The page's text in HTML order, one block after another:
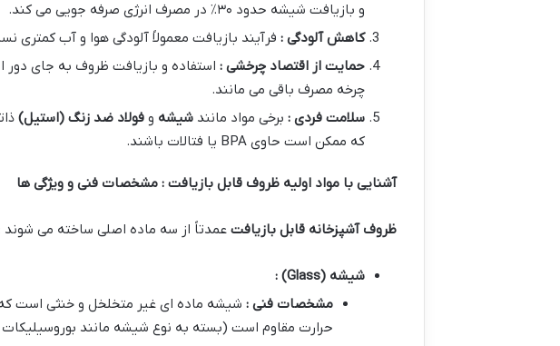
و بازیافت شیشه حدود ۳۰٪ در مصرف انرژی صرفه جویی می کند.
کاهش آلودگی : فرآیند بازیافت معمولاً آلودگی هوا و آب کمتری
حمایت از اقتصاد چرخشی : استفاده و بازیافت ظروف به جای دور
چرخه مصرف باقی می مانند.
سلامت فردی : برخی مواد مانندشیشه وفولاد ضد زنگ (استیل)
که ممکن است حاوی BPA یا فتالات باشند.
آشنایی با مواد اولیه ظروف قابل بازیافت : مشخصات فنی و ویژگی ها
ظروف آشپزخانه قابل بازیافت عمدتاً از سه ماده اصلی ساخته می شوند
شیشه (Glass)
:
مشخصات فنی : شیشه ماده ای غیر متخلخل و خنثی است
حرارت مقاوم است (بسته به نوع شیشه مانند